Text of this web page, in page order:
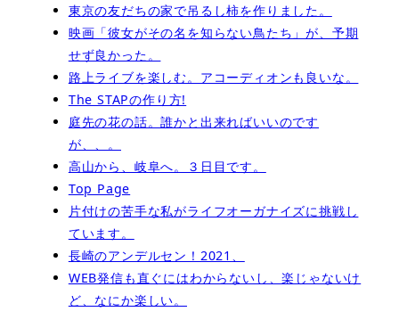
東京の友だちの家で吊るし柿を作りました。
映画「彼女がその名を知らない鳥たち」が、予期
せず良かった。
路上ライブを楽しむ。アコーディオンも良いな。
The STAPの作り方!
庭先の花の話。誰かと出来ればいいのです
が、、。
高山から、岐阜へ。３日目です。
Top Page
片付けの苦手な私がライフオーガナイズに挑戦し
ています。
長崎のアンデルセン！2021、
WEB発信も直ぐにはわからないし、楽じゃないけ
ど、なにか楽しい。